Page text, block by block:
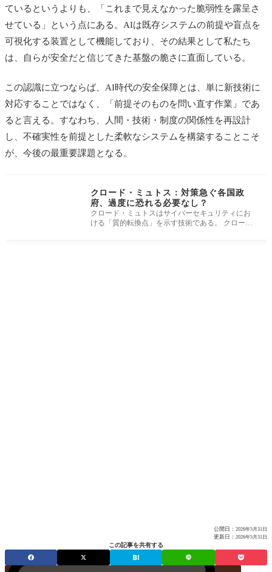
ているというよりも、「これまで見えなかった脆弱性を露呈さ
せている」という点にある。AIは既存システムの前提や盲点を
可視化する装置として機能しており、その結果として私たち
は、自らが安全だと信じてきた基盤の脆さに直面している。
この認識に立つならば、AI時代の安全保障とは、単に新技術に
対応することではなく、「前提そのものを問い直す作業」であ
ると言える。すなわち、人間・技術・制度の関係性を再設計
し、不確実性を前提とした柔軟なシステムを構築することこそ
が、今後の最重要課題となる。
クロード・ミュトス：対策急ぐ各国政
府、過度に恐れる必要なし？
クロード・ミュトスはサイバーセキュリティにお
ける「質的転換点」を示す技術である。 クロー
公開日： 2026年5月31日
更新日： 2026年5月31日
この記事を共有する